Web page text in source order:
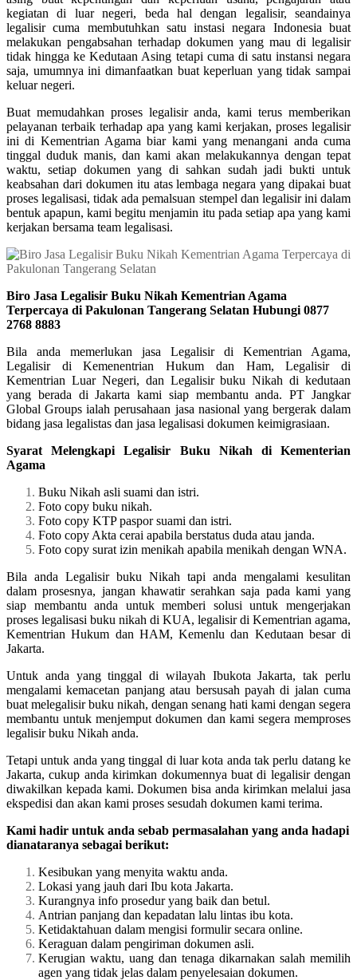
kegiatan di luar negeri, beda hal dengan legalisir, seandainya
legalisir cuma membutuhkan satu instasi negara Indonesia buat
melakukan pengabsahan terhadap dokumen yang mau di legalisir
tidak hingga ke Kedutaan Asing tetapi cuma di satu instansi negara
saja, umumnya ini dimanfaatkan buat keperluan yang tidak sampai
keluar negeri.
Buat memudahkan proses legalisir anda, kami terus memberikan
pelayanan terbaik terhadap apa yang kami kerjakan, proses legalisir
ini di Kementrian Agama biar kami yang menangani anda cuma
tinggal duduk manis, dan kami akan melakukannya dengan tepat
waktu, setiap dokumen yang di sahkan sudah jadi bukti untuk
keabsahan dari dokumen itu atas lembaga negara yang dipakai buat
proses legalisasi, tidak ada pemalsuan stempel dan legalisir ini dalam
bentuk apapun, kami begitu menjamin itu pada setiap apa yang kami
kerjakan bersama team legalisasi.
Biro Jasa Legalisir Buku Nikah Kementrian Agama
Terpercaya di Pakulonan Tangerang Selatan Hubungi 0877
2768 8883
Bila anda memerlukan jasa Legalisir di Kementrian Agama,
Legalisir di Kemenentrian Hukum dan Ham, Legalisir di
Kementrian Luar Negeri, dan Legalisir buku Nikah di kedutaan
yang berada di Jakarta kami siap membantu anda. PT Jangkar
Global Groups ialah perusahaan jasa nasional yang bergerak dalam
bidang jasa legalistas dan jasa legalisasi dokumen keimigrasiaan.
Syarat Melengkapi Legalisir Buku Nikah di Kementerian
Agama
Buku Nikah asli suami dan istri.
Foto copy buku nikah.
Foto copy KTP paspor suami dan istri.
Foto copy Akta cerai apabila berstatus duda atau janda.
Foto copy surat izin menikah apabila menikah dengan WNA.
Bila anda Legalisir buku Nikah tapi anda mengalami kesulitan
dalam prosesnya, jangan khawatir serahkan saja pada kami yang
siap membantu anda untuk memberi solusi untuk mengerjakan
proses legalisasi buku nikah di KUA, legalisir di Kementrian agama,
Kementrian Hukum dan HAM, Kemenlu dan Kedutaan besar di
Jakarta.
Untuk anda yang tinggal di wilayah Ibukota Jakarta, tak perlu
mengalami kemacetan panjang atau bersusah payah di jalan cuma
buat melegalisir buku nikah, dengan senang hati kami dengan segera
membantu untuk menjemput dokumen dan kami segera memproses
legalisir buku Nikah anda.
Tetapi untuk anda yang tinggal di luar kota anda tak perlu datang ke
Jakarta, cukup anda kirimkan dokumennya buat di legalisir dengan
diwakilkan kepada kami. Dokumen bisa anda kirimkan melalui jasa
ekspedisi dan akan kami proses sesudah dokumen kami terima.
Kami hadir untuk anda sebab permasalahan yang anda hadapi
dianataranya sebagai berikut:
Kesibukan yang menyita waktu anda.
Lokasi yang jauh dari Ibu kota Jakarta.
Kurangnya info prosedur yang baik dan betul.
Antrian panjang dan kepadatan lalu lintas ibu kota.
Ketidaktahuan dalam mengisi formulir secara online.
Keraguan dalam pengiriman dokumen asli.
Kerugian waktu, uang dan tenaga dikarnakan salah memilih
agen yang tidak jelas dalam penyelesaian dokumen.